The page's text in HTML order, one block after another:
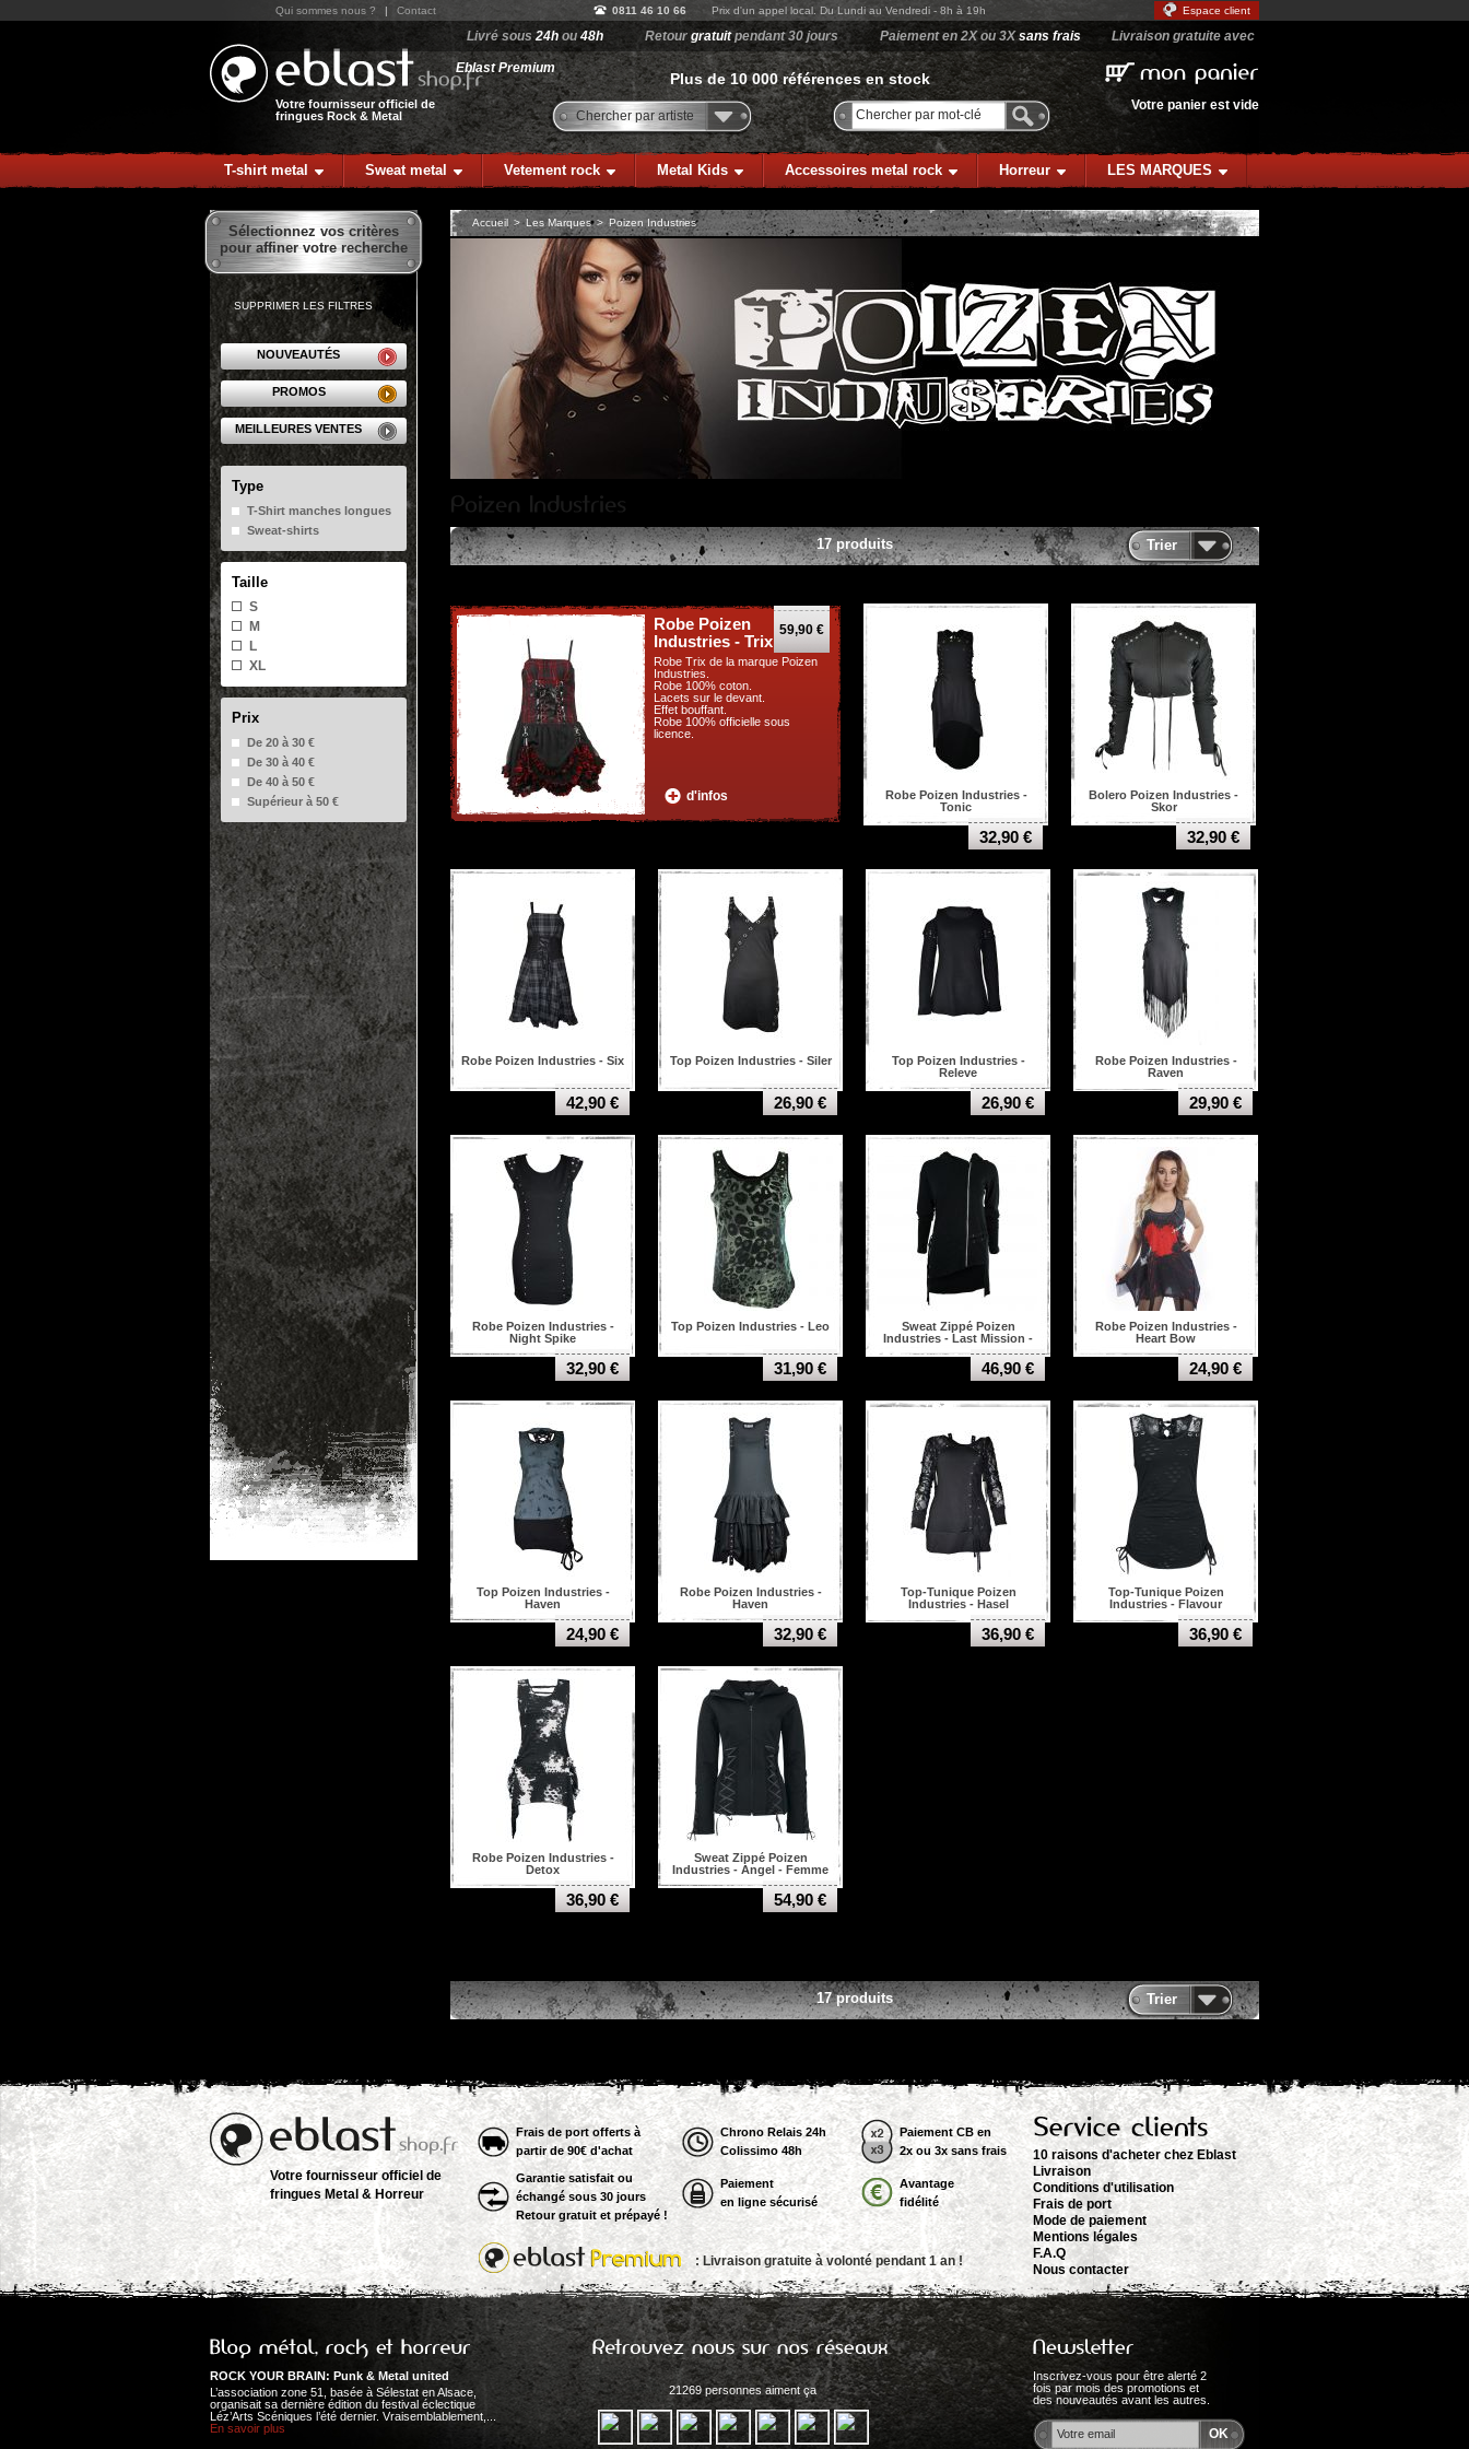
Votre fournisseur officiel de
fringues Rock & Metal
Plus de 10 000 références en stock
Chercher par artiste
Votre panier est vide
Qui sommes nous ? | Contact 0811 46 10 66 Prix d'un appel local. Du Lundi au Vendredi - 8h à 19h Espace client
Livré sous24h ou48h Retour gratuitpendant 30 jours Paiement en 2X ou 3Xsans frais Livraison gratuite avec
Eblast Premium
T-shirt metal Sweat metal Vetement rock Metal Kids Accessoires metal rock Horreur LES MARQUES
Sélectionnez vos critères
pour affiner votre recherche
SUPPRIMER LES FILTRES
NOUVEAUTÉS
PROMOS
MEILLEURES VENTES
Type
T-Shirt manches longues
Sweat-shirts
Taille
S
M
L
XL
Prix
De 20 à 30 €
De 30 à 40 €
De 40 à 50 €
Supérieur à 50 €
Accueil > Les Marques > Poizen Industries
17 produits Trier
Robe Poizen
Industries - Trix
Robe Trix de la marque Poizen
Industries.
Robe 100% coton.
Lacets sur le devant.
Effet bouffant.
Robe 100% officielle sous
licence.
d'infos
59,90 €
Robe Poizen Industries -
Tonic
32,90 €
Bolero Poizen Industries -
Skor
32,90 €
Robe Poizen Industries - Six
42,90 €
Top Poizen Industries - Siler
26,90 €
Top Poizen Industries -
Releve
26,90 €
Robe Poizen Industries -
Raven
29,90 €
Robe Poizen Industries -
Night Spike
32,90 €
Top Poizen Industries - Leo
31,90 €
Sweat Zippé Poizen
Industries - Last Mission -
46,90 €
Robe Poizen Industries -
Heart Bow
24,90 €
Top Poizen Industries -
Haven
24,90 €
Robe Poizen Industries -
Haven
32,90 €
Top-Tunique Poizen
Industries - Hasel
36,90 €
Top-Tunique Poizen
Industries - Flavour
36,90 €
Robe Poizen Industries -
Detox
36,90 €
Sweat Zippé Poizen
Industries - Angel - Femme
54,90 €
17 produits Trier
Votre fournisseur officiel de
fringues Metal & Horreur
Frais de port offerts à
partir de 90€ d'achat
Chrono Relais 24h
Colissimo 48h
Paiement CB en
2x ou 3x sans frais
Garantie satisfait ou
échangé sous 30 jours
Retour gratuit et prépayé !
Paiement
en ligne sécurisé
Avantage
fidélité
10 raisons d'acheter chez Eblast
Livraison
Conditions d'utilisation
Frais de port
Mode de paiement
Mentions légales
F.A.Q
Nous contacter
: Livraison gratuite à volonté pendant 1 an !
ROCK YOUR BRAIN: Punk & Metal united
L’association zone 51, basée à Sélestat en Alsace,
organisait sa dernière édition du festival éclectique
Léz’Arts Scéniques l’été dernier. Vraisemblablement,...
En savoir plus
21269 personnes aiment ça
Inscrivez-vous pour être alerté 2
fois par mois des promotions et
des nouveautés avant les autres.